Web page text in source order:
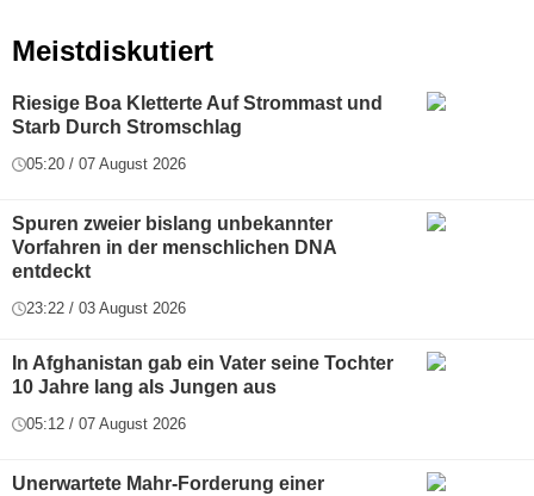
Meistdiskutiert
Riesige Boa Kletterte Auf Strommast und
Starb Durch Stromschlag
05:20 / 07 August 2026
Spuren zweier bislang unbekannter
Vorfahren in der menschlichen DNA
entdeckt
23:22 / 03 August 2026
In Afghanistan gab ein Vater seine Tochter
10 Jahre lang als Jungen aus
05:12 / 07 August 2026
Unerwartete Mahr-Forderung einer